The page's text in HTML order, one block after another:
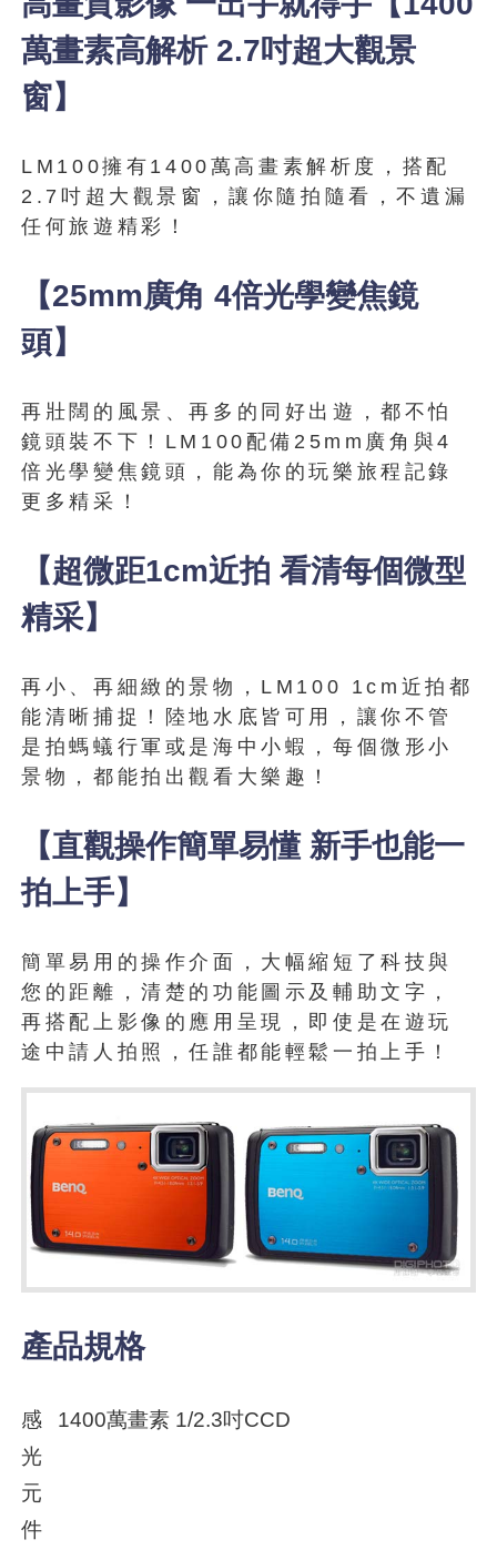
萬畫素高解析 2.7吋超大觀景
窗】
LM100擁有1400萬高畫素解析度，搭配
2.7吋超大觀景窗，讓你隨拍隨看，不遺漏
任何旅遊精彩！
【25mm廣角 4倍光學變焦鏡
頭】
再壯闊的風景、再多的同好出遊，都不怕
鏡頭裝不下！LM100配備25mm廣角與4
倍光學變焦鏡頭，能為你的玩樂旅程記錄
更多精采！
【超微距1cm近拍 看清每個微型
精采】
再小、再細緻的景物，LM100 1cm近拍都
能清晰捕捉！陸地水底皆可用，讓你不管
是拍螞蟻行軍或是海中小蝦，每個微形小
景物，都能拍出觀看大樂趣！
【直觀操作簡單易懂 新手也能一
拍上手】
簡單易用的操作介面，大幅縮短了科技與
您的距離，清楚的功能圖示及輔助文字，
再搭配上影像的應用呈現，即使是在遊玩
途中請人拍照，任誰都能輕鬆一拍上手！
產品規格
感
光
元
件
1400萬畫素 1/2.3吋CCD